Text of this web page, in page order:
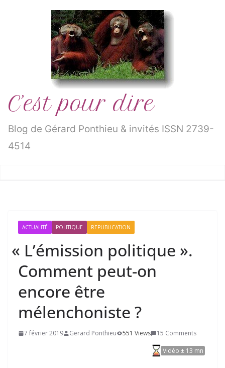
C’est pour dire
Blog de Gérard Ponthieu & invités ISSN 2739-
4514
ACTUALITÉ POLITIQUE REPUBLICATION
« L’émission politique ».
Comment peut-on
encore être
mélenchoniste ?
7 février 2019 Gerard Ponthieu 551 Views 15 Comments
Vidéo ± 13 mn